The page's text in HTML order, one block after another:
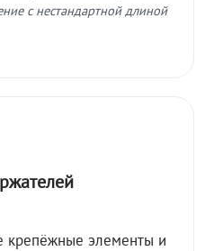
с нестандартной длиной
крепёжные элементы и